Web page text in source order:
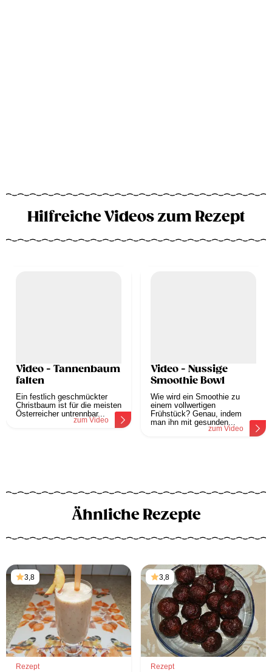
Hilfreiche Videos zum Rezept
Video - Tannenbaum
falten
Ein festlich geschmückter
Christbaum ist für die meisten
Österreicher untrennbar...
zum Video
Video - Nussige
Smoothie Bowl
Wie wird ein Smoothie zu
einem vollwertigen
Frühstück? Genau, indem
man ihn mit gesunden...
zum Video
Ähnliche Rezepte
3,8
Rezept
3,8
Rezept